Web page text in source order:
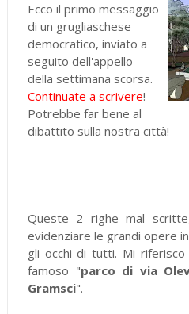
Ecco il primo messaggio
di un grugliaschese
democratico, inviato a
seguito dell'appello
della settimana scorsa.
Continuate a scrivere!
Potrebbe far bene al
dibattito sulla nostra città!
Queste 2 righe mal
evidenziare le grandi opere
gli occhi di tutti. Mi riferisco
famoso "parco di via
Gramsci".